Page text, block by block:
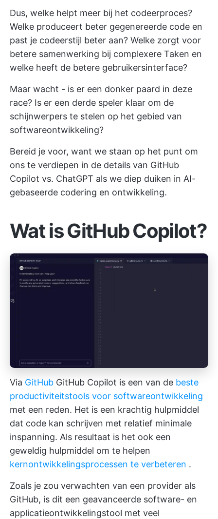
Dus, welke helpt meer bij het codeerproces?
Welke produceert beter gegenereerde code en
past je codeerstijl beter aan? Welke zorgt voor
betere samenwerking bij complexere Taken en
welke heeft de betere gebruikersinterface?
Maar wacht - is er een donker paard in deze
race? Is er een derde speler klaar om de
schijnwerpers te stelen op het gebied van
softwareontwikkeling?
Bereid je voor, want we staan op het punt om
ons te verdiepen in de details van GitHub
Copilot vs. ChatGPT als we diep duiken in AI-
gebaseerde codering en ontwikkeling.
Wat is GitHub Copilot?
Via GitHub GitHub Copilot is een van de beste
productiviteitstools voor softwareontwikkeling
met een reden. Het is een krachtig hulpmiddel
dat code kan schrijven met relatief minimale
inspanning. Als resultaat is het ook een
geweldig hulpmiddel om te helpen
kernontwikkelingsprocessen te verbeteren .
Zoals je zou verwachten van een provider als
GitHub, is dit een geavanceerde software- en
applicatieontwikkelingstool met veel